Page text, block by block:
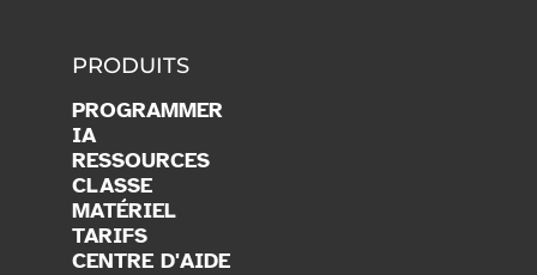
PRODUITS
PROGRAMMER
IA
RESSOURCES
CLASSE
MATÉRIEL
TARIFS
CENTRE D'AIDE